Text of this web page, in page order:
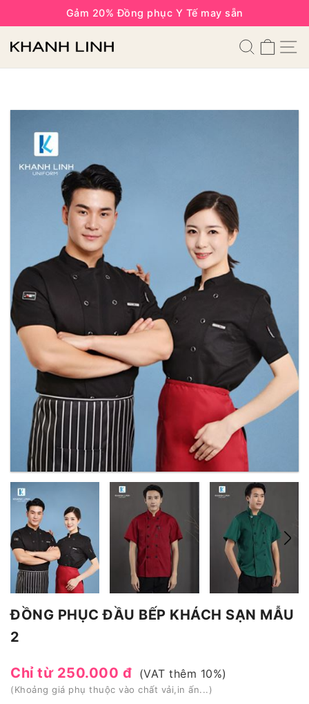
Gảm 20% Đồng phục Y Tế may sẵn
ĐỒNG PHỤC ĐẦU BẾP KHÁCH SẠN MẪU
2
Chỉ từ 250.000 đ (VAT thêm 10%)
(Khoảng giá phụ thuộc vào chất vải,in ấn...)